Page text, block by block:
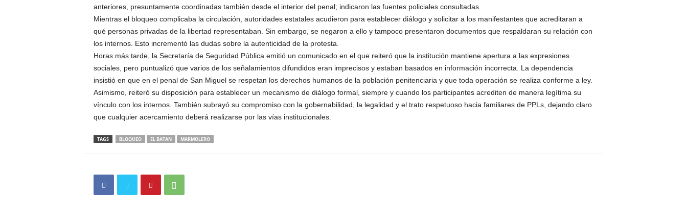
anteriores, presuntamente coordinadas también desde el interior del penal; indicaron las fuentes policiales consultadas.
Mientras el bloqueo complicaba la circulación, autoridades estatales acudieron para establecer diálogo y solicitar a los manifestantes que acreditaran a
qué personas privadas de la libertad representaban. Sin embargo, se negaron a ello y tampoco presentaron documentos que respaldaran su relación con
los internos. Esto incrementó las dudas sobre la autenticidad de la protesta.
Horas más tarde, la Secretaría de Seguridad Pública emitió un comunicado en el que reiteró que la institución mantiene apertura a las expresiones
sociales, pero puntualizó que varios de los señalamientos difundidos eran imprecisos y estaban basados en información incorrecta. La dependencia
insistió en que en el penal de San Miguel se respetan los derechos humanos de la población penitenciaria y que toda operación se realiza conforme a ley.
Asimismo, reiteró su disposición para establecer un mecanismo de diálogo formal, siempre y cuando los participantes acrediten de manera legítima su
vínculo con los internos. También subrayó su compromiso con la gobernabilidad, la legalidad y el trato respetuoso hacia familiares de PPLs, dejando claro
que cualquier acercamiento deberá realizarse por las vías institucionales.
TAGS BLOQUEO EL BATAN MARMOLERO